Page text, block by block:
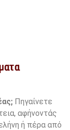
Πηγαίνετε
αφήνοντάς
ή πέρα από